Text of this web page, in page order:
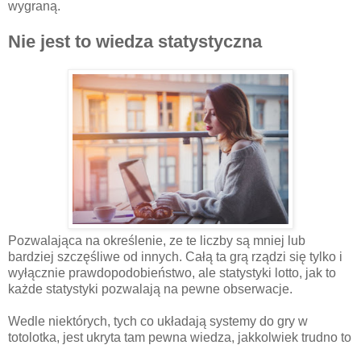
wygraną.
Nie jest to wiedza statystyczna
Pozwalająca na określenie, ze te liczby są mniej lub
bardziej szczęśliwe od innych. Całą ta grą rządzi się tylko i
wyłącznie prawdopodobieństwo, ale statystyki lotto, jak to
każde statystyki pozwalają na pewne obserwacje.
Wedle niektórych, tych co układają systemy do gry w
totolotka, jest ukryta tam pewna wiedza, jakkolwiek trudno to